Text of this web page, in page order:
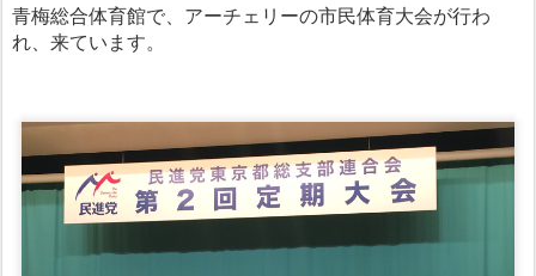
青梅総合体育館で、アーチェリーの市民体育大会が行わ
れ、来ています。